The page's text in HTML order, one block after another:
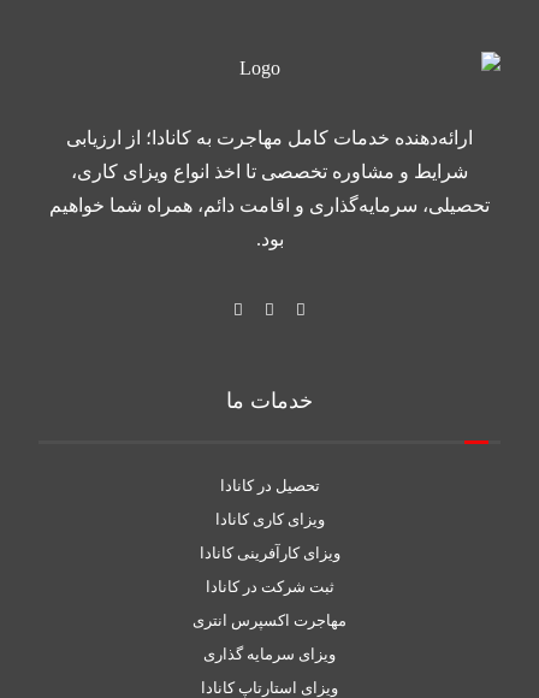
ارائه‌دهنده خدمات کامل مهاجرت به کانادا؛ از ارزیابی
شرایط و مشاوره تخصصی تا اخذ انواع ویزای کاری،
تحصیلی، سرمایه‌گذاری و اقامت دائم، همراه شما خواهیم
بود.
خدمات ما
تحصیل در کانادا
ویزای کاری کانادا
ویزای کارآفرینی کانادا
ثبت شرکت در کانادا
مهاجرت اکسپرس انتری
ویزای سرمایه گذاری
ویزای استارتاپ کانادا